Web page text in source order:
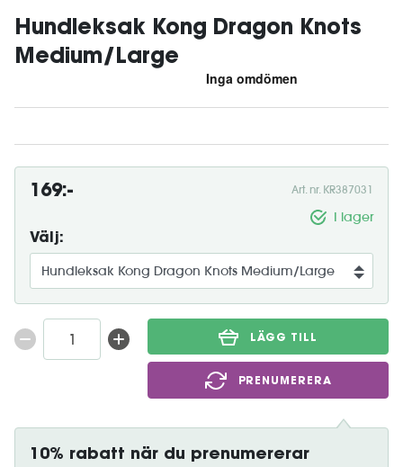
Hundleksak Kong Dragon Knots
Medium/Large
169:- Art. nr. KR387031
I lager
Välj:
LÄGG TILL
PRENUMERERA
10% rabatt när du prenumererar